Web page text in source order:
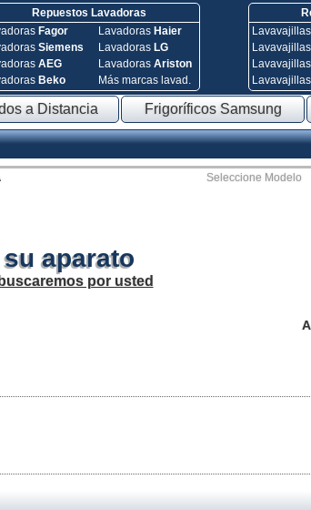
Repuestos Lavadoras
Fagor
Siemens
AEG
Beko
Lavadoras Haier
Lavadoras LG
Lavadoras Ariston
Más marcas lavad.
Lavavajillas
Lavavajillas
Lavavajillas
Lavavajillas
a Distancia Frigoríficos Samsung
Seleccione Modelo
aparato
por usted